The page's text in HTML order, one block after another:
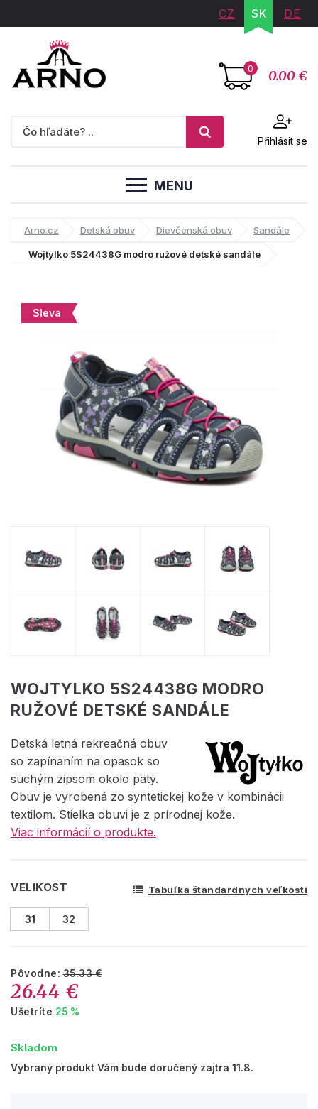
CZ SK DE
0 0.00 €
Přihlásit se
MENU
Arno.cz Detská obuv Dievčenská obuv Sandále
Wojtylko 5S24438G modro ružové detské sandále
Sleva
WOJTYLKO 5S24438G MODRO
RUŽOVÉ DETSKÉ SANDÁLE
Detská letná rekreačná obuv
so zapínaním na opasok so
suchým zipsom okolo päty.
Obuv je vyrobená zo syntetickej kože v kombinácii
textilom. Stielka obuvi je z prírodnej kože.
Viac informácií o produkte.
VELIKOST Tabuľka štandardných veľkostí
31 32
Pôvodne:35.33 €
26.44 €
Ušetríte 25 %
Skladom
Vybraný produkt Vám bude doručený zajtra 11.8.